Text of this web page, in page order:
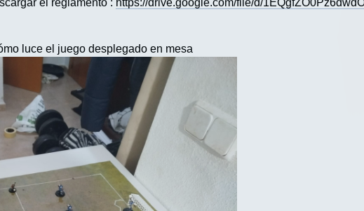
el reglamento : https://drive.google.com/file/d/
luce el juego desplegado en mesa